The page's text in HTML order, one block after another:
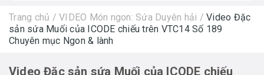
Trang chủ / VIDEO Món ngon: Sứa Duyên hải / Video Đặc
sản sứa Muối của ICODE chiếu trên VTC14 Số 189
Chuyên mục Ngon & lành
Video Đặc sản sứa Muối của ICODE chiếu